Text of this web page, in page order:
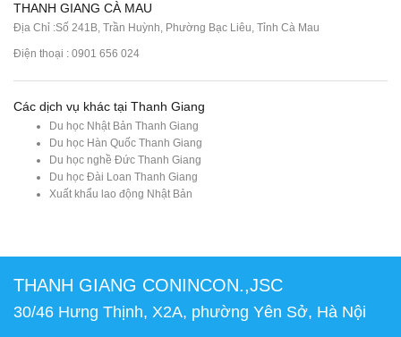
THANH GIANG CÀ MAU
Địa Chỉ :Số 241B, Trần Huỳnh, Phường Bạc Liêu, Tỉnh Cà Mau
Điện thoại : 0901 656 024
Các dịch vụ khác tại Thanh Giang
Du học Nhật Bản Thanh Giang
Du học Hàn Quốc Thanh Giang
Du học nghề Đức Thanh Giang
Du học Đài Loan Thanh Giang
Xuất khẩu lao động Nhật Bản
THANH GIANG CONINCON.,JSC
30/46 Hưng Thịnh, X2A, phường Yên Sở, Hà Nội